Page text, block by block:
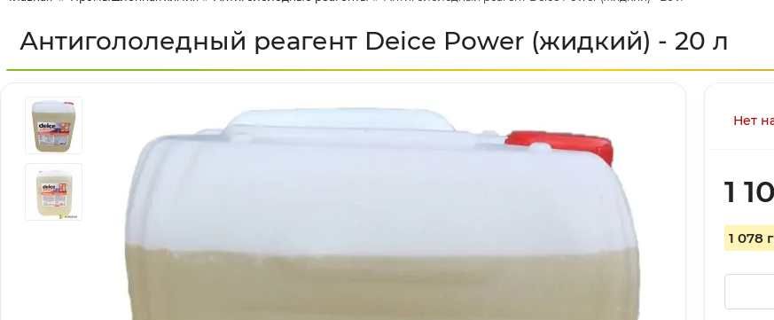
Антигололедный реагент Deice Power (жидкий) - 20 л
Нет
1
1 078